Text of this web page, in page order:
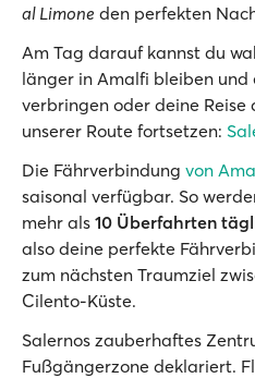
al Limone den perfekten
Am Tag darauf kannst du
länger in Amalfi bleiben
verbringen oder deine
unserer Route fortsetzen:
Die Fährverbindung von
saisonal verfügbar. So
mehr als 10 Überfahrten
also deine perfekte
zum nächsten Traumziel
Cilento-Küste.
Salernos zauberhaftes
Fußgängerzone deklariert.